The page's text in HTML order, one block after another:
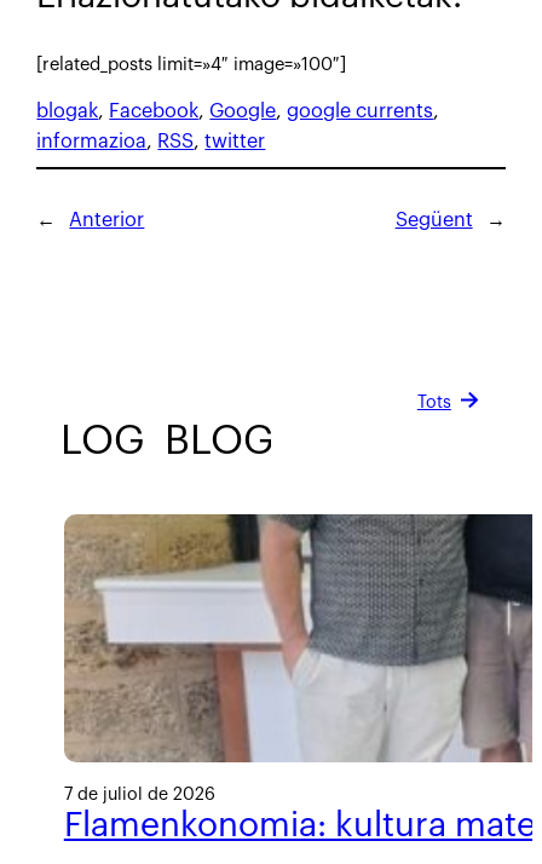
[related_posts limit=»4″ image=»100″]
blogak, Facebook, Google, google currents
informazioa, RSS, twitter
← Anterior Següent →
BLOG BLOG
Tots
7 de juliol de 2026
Flamenkonomia: kultura